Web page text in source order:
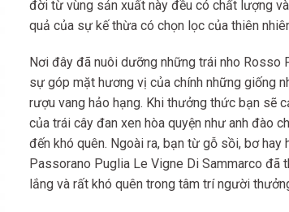
đời từ vùng sản xuất này đều có chất lượng
quả của sự kế thừa có chọn lọc của thiên
Nơi đây đã nuôi dưỡng những trái nho Rosso
sự góp mặt hương vị của chính những giống
rượu vang hảo hạng. Khi thưởng thức bạn sẽ
của trái cây đan xen hòa quyện như anh đào
đến khó quên. Ngoài ra, bạn từ gỗ sồi, bơ hay
Passorano Puglia Le Vigne Di Sammarco đã
lắng và rất khó quên trong tâm trí người